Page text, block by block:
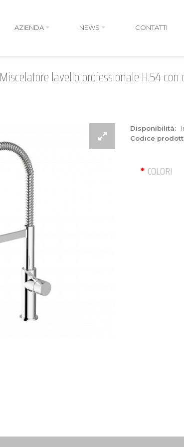
AZIENDA NEWS CONTATTI
Miscelatore lavello professionale H.54 con
Disponibilità:
Codice
COLORI